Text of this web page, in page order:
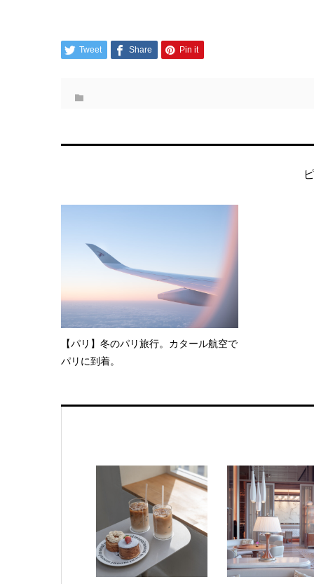
Tweet Share Pin it
【パリ】冬のパリ旅行。カタール航空で
パリに到着。